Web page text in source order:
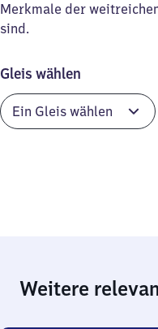
Merkmale der
sind.
Gleis wählen
Weitere